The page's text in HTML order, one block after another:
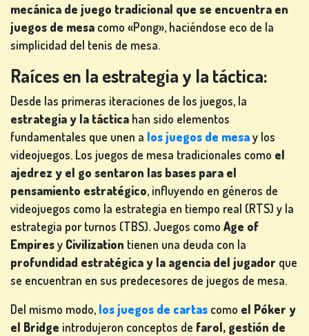
OTROS
JUEGOS
JUEGOS
DE
PÓKER
JUEGOS DE
TRAGAPERRAS
mecánica de juego tradicional que se encuentra en
juegos de mesa como «Pong», haciéndose eco de la
simplicidad del tenis de mesa.
Raíces en la estrategia y la táctica:
Desde las primeras iteraciones de los juegos, la
estrategia y la táctica han sido elementos
fundamentales que unen a los juegos de mesay los
videojuegos. Los juegos de mesa tradicionales como el
ajedrez y el go sentaron las bases para el
pensamiento estratégico, influyendo en géneros de
videojuegos como la estrategia en tiempo real (RTS) y la
estrategia por turnos (TBS). Juegos como Age of
Empiresy Civilization tienen una deuda con la
profundidad estratégica y la agencia del jugador que
se encuentran en sus predecesores de juegos de mesa.
Del mismo modo, los juegos de cartas como el Póker y
el Bridge introdujeron conceptos de farol, gestión de